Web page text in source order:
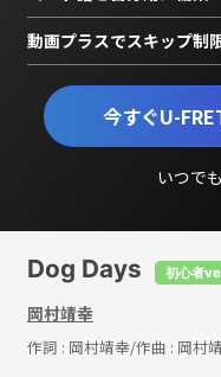
今すぐU-
いつで
動画プラスでスキップ制
Dog Days 初心者
岡村靖幸
作詞 : 岡村靖幸/作曲 : 岡村